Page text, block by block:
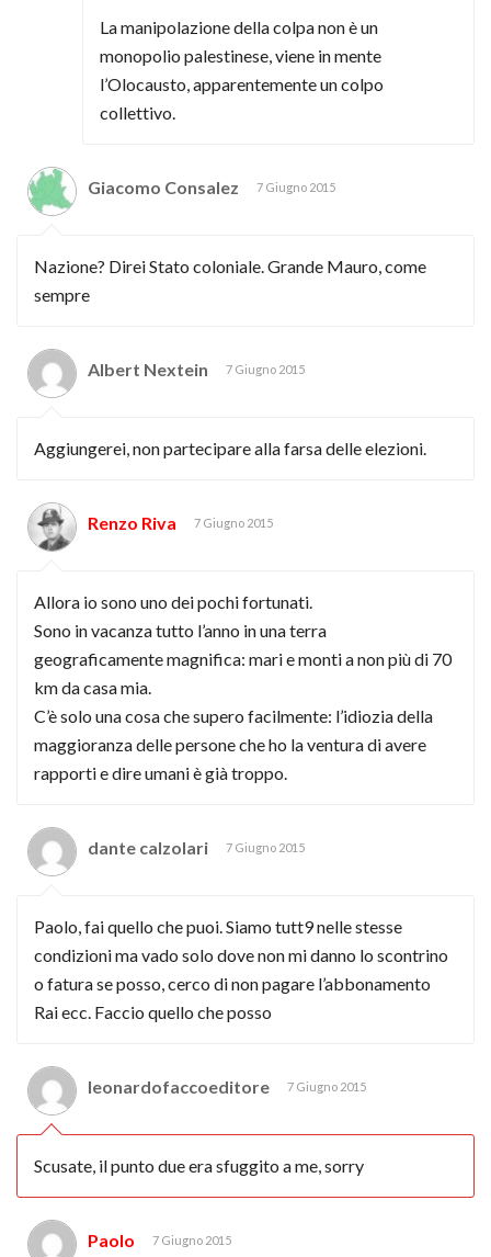
La manipolazione della colpa non è un
monopolio palestinese, viene in mente
l’Olocausto, apparentemente un colpo
collettivo.
Giacomo Consalez 7 Giugno 2015
Nazione? Direi Stato coloniale. Grande Mauro, come
sempre
Albert Nextein 7 Giugno 2015
Aggiungerei, non partecipare alla farsa delle elezioni.
Renzo Riva 7 Giugno 2015
Allora io sono uno dei pochi fortunati.
Sono in vacanza tutto l’anno in una terra
geograficamente magnifica: mari e monti a non più di 70
km da casa mia.
C’è solo una cosa che supero facilmente: l’idiozia della
maggioranza delle persone che ho la ventura di avere
rapporti e dire umani è già troppo.
dante calzolari 7 Giugno 2015
Paolo, fai quello che puoi. Siamo tutt9 nelle stesse
condizioni ma vado solo dove non mi danno lo scontrino
o fatura se posso, cerco di non pagare l’abbonamento
Rai ecc. Faccio quello che posso
leonardofaccoeditore 7 Giugno 2015
Scusate, il punto due era sfuggito a me, sorry
Paolo 7 Giugno 2015